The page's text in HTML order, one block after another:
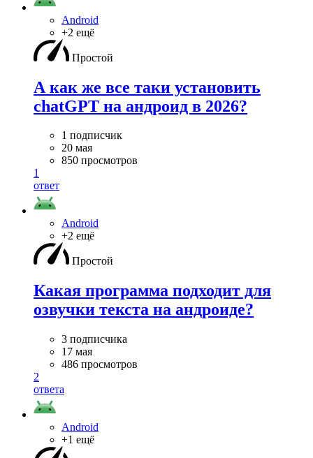
Android
+2 ещё
Простой
А как же все таки установить
chatGPT на андроид в 2026?
1 подписчик
20 мая
850 просмотров
1
ответ
Android
+2 ещё
Простой
Какая программа подходит для
озвучки текста на андроиде?
3 подписчика
17 мая
486 просмотров
2
ответа
Android
+1 ещё